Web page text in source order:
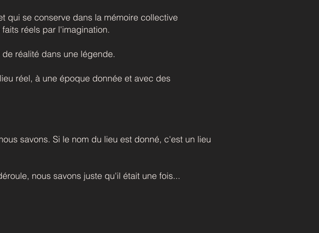
qui se conserve dans la mémoire collective
réels par l'imagination.
réalité dans une légende.
réel, à une époque donnée et avec des
savons. Si le nom du lieu est donné, c'est un lieu
nous savons juste qu'il était une fois...